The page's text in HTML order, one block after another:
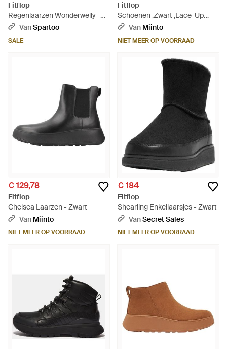
Fitflop
Regenlaarzen Wonderwelly -
Groen
VanSpartoo
SALE
Fitflop
Schoenen ,Zwart ,Lace-Up
Boots - Zwart
Van Miinto
NIET MEER OP VOORRAAD
€ 129,78
Fitflop
Chelsea Laarzen - Zwart
Van Miinto
NIET MEER OP VOORRAAD
€ 184
Fitflop
Shearling Enkellaarsjes - Zwart
VanSecret Sales
NIET MEER OP VOORRAAD